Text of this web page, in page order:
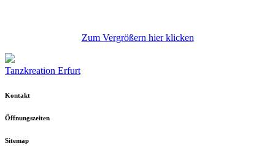
Zum Vergrößern hier klicken
Tanzkreation Erfurt
Kontakt
Öffnungszeiten
Sitemap